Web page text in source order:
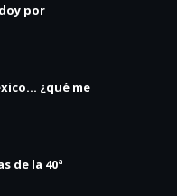
por
¿qué me
de la 40ª